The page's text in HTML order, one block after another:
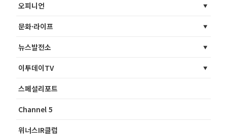
오피니언
문화·라이프
뉴스발전소
이투데이TV
스페셜리포트
Channel 5
위너스IR클럽